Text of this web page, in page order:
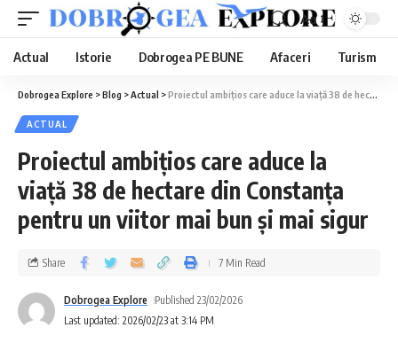
Aa
Actual Istorie Dobrogea PE BUNE Afaceri Turism
Dobrogea Explore >Blog >Actual >Proiectul ambițios care aduce la viață 38 de hectare din Constanța pentru un viitor mai bun și mai sigur
ACTUAL
Proiectul ambițios care aduce la
viață 38 de hectare din Constanța
pentru un viitor mai bun și mai sigur
Last updated: 2026/02/23 at 3:14 PM
Dobrogea Explore Published 23/02/2026
Share 7 Min Read